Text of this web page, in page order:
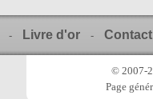
- Livre d'or - Contact
© 2007-
Page